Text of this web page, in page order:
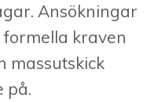
Ansökningar
kraven
massutskick
på.